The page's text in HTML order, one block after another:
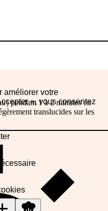
pendant 1 à 2 minutes en
translucides sur les
améliorer votre
», vous consentez